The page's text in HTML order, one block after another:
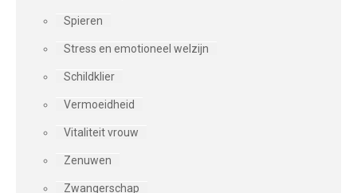
Spieren
Stress en emotioneel welzijn
Schildklier
Vermoeidheid
Vitaliteit vrouw
Zenuwen
Zwangerschap